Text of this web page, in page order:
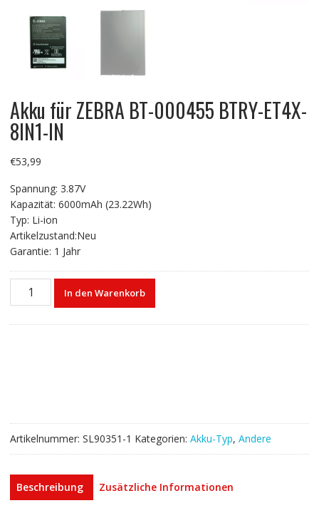
Akku für ZEBRA BT-000455 BTRY-ET4X-
8IN1-IN
€53,99
Spannung: 3.87V
Kapazität: 6000mAh (23.22Wh)
Typ: Li-ion
Artikelzustand:Neu
Garantie: 1 Jahr
Akku
Menge
In den Warenkorb
Artikelnummer: SL90351-1 Kategorien: Akku-Typ, Andere
Beschreibung
Zusätzliche Informationen